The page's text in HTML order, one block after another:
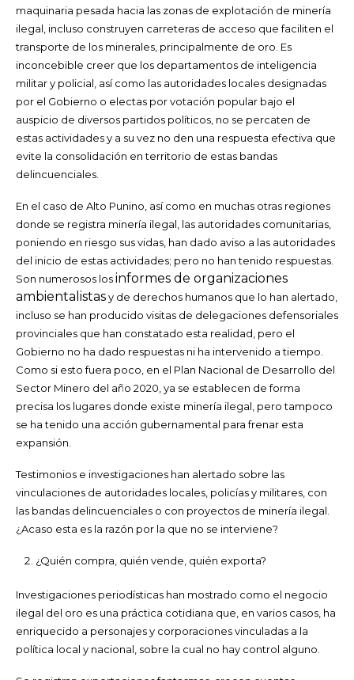
maquinaria pesada hacia las zonas de explotación de minería
ilegal, incluso construyen carreteras de acceso que faciliten el
transporte de los minerales, principalmente de oro. Es
inconcebible creer que los departamentos de inteligencia
militar y policial, así como las autoridades locales designadas
por el Gobierno o electas por votación popular bajo el
auspicio de diversos partidos políticos, no se percaten de
estas actividades y a su vez no den una respuesta efectiva que
evite la consolidación en territorio de estas bandas
delincuenciales.
En el caso de Alto Punino, así como en muchas otras regiones
donde se registra minería ilegal, las autoridades comunitarias,
poniendo en riesgo sus vidas, han dado aviso a las autoridades
del inicio de estas actividades; pero no han tenido respuestas.
Son numerosos losinformes de organizaciones
ambientalistasy de derechos humanos que lo han alertado,
incluso se han producido visitas de delegaciones defensoriales
provinciales que han constatado esta realidad, pero el
Gobierno no ha dado respuestas ni ha intervenido a tiempo.
Como si esto fuera poco, en el Plan Nacional de Desarrollo del
Sector Minero del año 2020, ya se establecen de forma
precisa los lugares donde existe minería ilegal, pero tampoco
se ha tenido una acción gubernamental para frenar esta
expansión.
Testimonios e investigaciones han alertado sobre las
vinculaciones de autoridades locales, policías y militares, con
las bandas delincuenciales o con proyectos de minería ilegal.
¿Acaso esta es la razón por la que no se interviene?
¿Quién compra, quién vende, quién exporta?
Investigaciones periodísticas han mostrado como el negocio
ilegal del oro es una práctica cotidiana que, en varios casos, ha
enriquecido a personajes y corporaciones vinculadas a la
política local y nacional, sobre la cual no hay control alguno.